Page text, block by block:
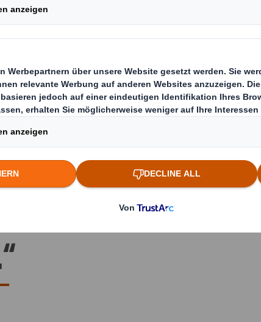
früher als
in
mit Kunden
seiner